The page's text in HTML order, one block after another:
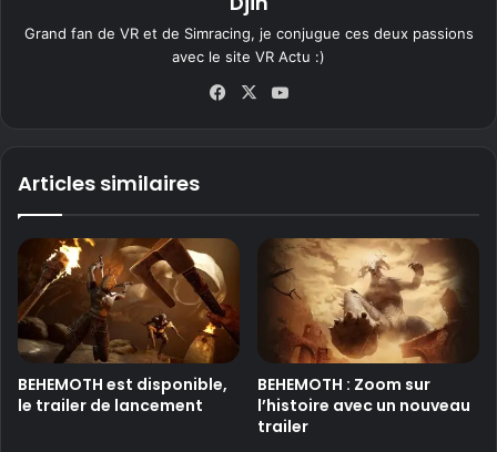
Grand fan de VR et de Simracing, je conjugue ces deux passions
avec le site VR Actu :)
Fa
X
Articles similaires
BEHEMOTH est disponible,
le trailer de lancement
BEHEMOTH : Zoom sur
l’histoire avec un nouveau
trailer